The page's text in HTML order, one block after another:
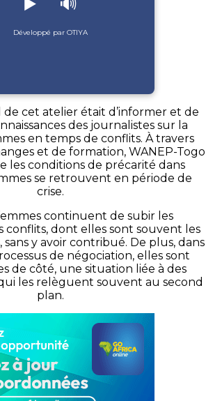
Développé par OTIYA
de cet atelier était d’informer et de
des journalistes sur la
en temps de conflits. À travers
et de formation, WANEP-Togo
les conditions de précarité dans
se retrouvent en période de
crise.
continuent de subir les
conflits, dont elles sont souvent les
sans y avoir contribué. De plus, dans
de négociation, elles sont
de côté, une situation liée à des
les relèguent souvent au second
plan.